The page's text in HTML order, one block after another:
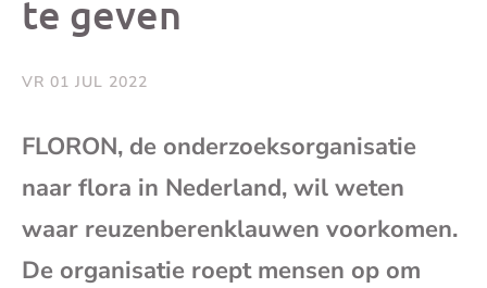
te geven
VR 01 JUL 2022
FLORON, de onderzoeksorganisatie
naar flora in Nederland, wil weten
waar reuzenberenklauwen voorkomen.
De organisatie roept mensen op om